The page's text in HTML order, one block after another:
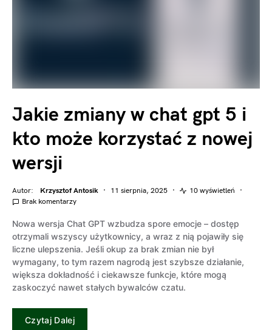
Jakie zmiany w chat gpt 5 i
kto może korzystać z nowej
wersji
Autor: Krzysztof Antosik 11 sierpnia, 2025
10 wyświetleń
Brak komentarzy
Nowa wersja Chat GPT wzbudza spore emocje – dostęp
otrzymali wszyscy użytkownicy, a wraz z nią pojawiły się
liczne ulepszenia. Jeśli okup za brak zmian nie był
wymagany, to tym razem nagrodą jest szybsze działanie,
większa dokładność i ciekawsze funkcje, które mogą
zaskoczyć nawet stałych bywalców czatu.
Czytaj Dalej